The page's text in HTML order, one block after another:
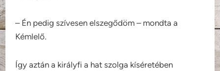
– Én pedig szívesen elszegődöm – mondta a
Kémlelő.
Így aztán a királyfi a hat szolga kíséretében